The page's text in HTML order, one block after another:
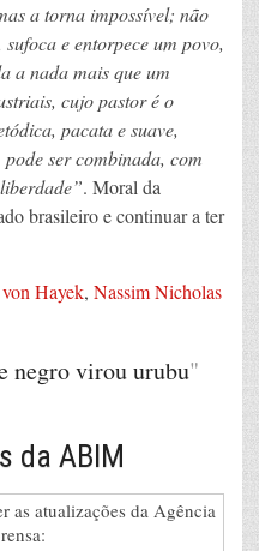
a torna impossível; não
e entorpece um povo,
a nada mais que um
cujo pastor é o
pacata e suave,
ser combinada, com
. Moral da
brasileiro e continuar a ter
Hayek, Nassim Nicholas
negro virou urubu"
da ABIM
as atualizações da Agência